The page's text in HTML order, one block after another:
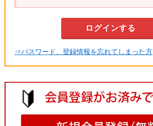
⇒パスワード、登録情報を忘れてしまった方